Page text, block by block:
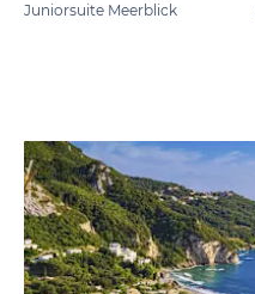
Juniorsuite Meerblick